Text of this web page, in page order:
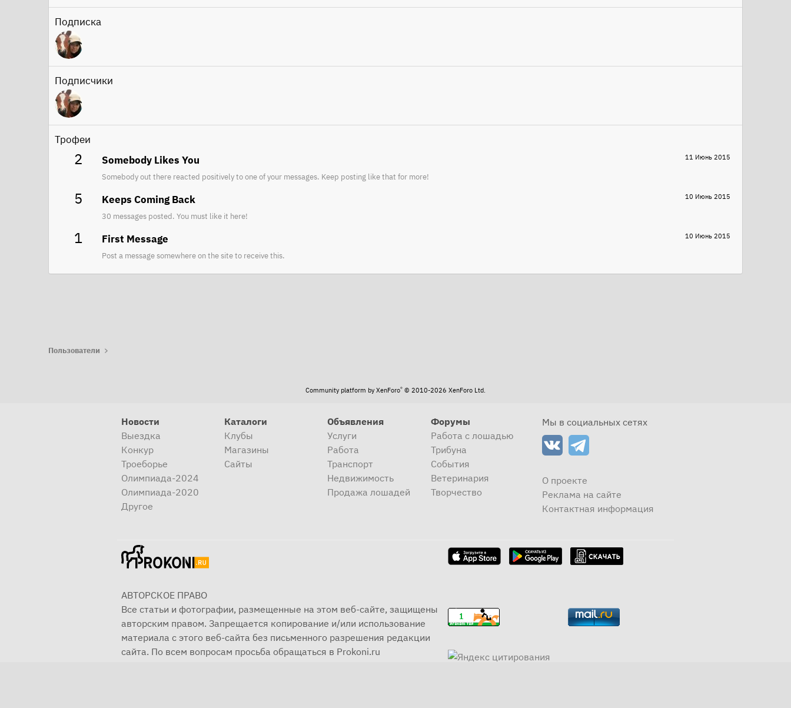
Подписка
Подписчики
Трофеи
2 11 Июнь 2015
Somebody Likes You
Somebody out there reacted positively to one of your messages. Keep posting like that for more!
5 10 Июнь 2015
Keeps Coming Back
30 messages posted. You must like it here!
1 10 Июнь 2015
First Message
Post a message somewhere on the site to receive this.
Пользователи
Community platform by XenForo® © 2010-2026 XenForo Ltd.
Новости
Выездка
Конкур
Троеборье
Олимпиада-2024
Олимпиада-2020
Другое
Каталоги
Клубы
Магазины
Сайты
Объявления
Услуги
Работа
Транспорт
Недвижимость
Продажа лошадей
Форумы
Работа с лошадью
Трибуна
События
Ветеринария
Творчество
Мы в социальных сетях
О проекте
Реклама на сайте
Контактная информация
АВТОРСКОЕ ПРАВО
Все статьи и фотографии, размещенные на этом веб-сайте, защищены
авторским правом. Запрещается копирование и/или использование
материала с этого веб-сайта без письменного разрешения редакции
сайта. По всем вопросам просьба обращаться в Prokoni.ru